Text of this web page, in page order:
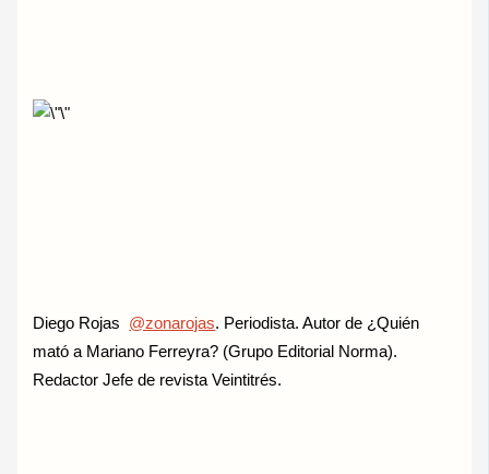
Diego Rojas @zonarojas. Periodista. Autor de ¿Quién
mató a Mariano Ferreyra? (Grupo Editorial Norma).
Redactor Jefe de revista Veintitrés.